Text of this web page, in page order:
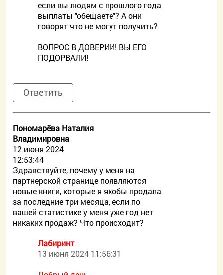
если вы людям с прошлого года
выплаты "обещаете"? А они
говорят что не могут получить?
ВОПРОС В ДОВЕРИИ! ВЫ ЕГО
ПОДОРВАЛИ!
Ответить
Пономарёва Наталия
Владимировна
12 июня 2024
12:53:44
Здравствуйте, почему у меня на
партнерской странице появляются
новые книги, которые я якобы продала
за последние три месяца, если по
вашей статистике у меня уже год нет
никаких продаж? Что происходит?
Лабиринт
13 июня 2024 11:56:31